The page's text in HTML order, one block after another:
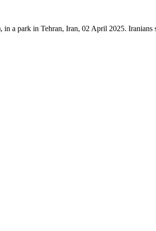
a park in Tehran, Iran, 02 April 2025. Iranians